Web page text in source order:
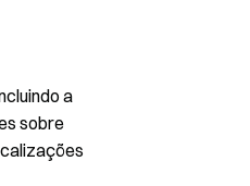
a
sobre